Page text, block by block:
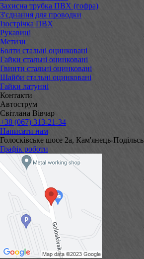
Захисна трубка ПВХ (гофра)
З'єднання для проводки
Ізострічка ПВХ
Рукавиці
Метизи
Болти стальні оцинковані
Гайки стальні оцинковані
Гвинти стальні оцинковані
Шайби стальні оцинковані
Гайки латунні
Контакти
Автострум
Світлана Вівчар
+38 (067) 313-21-34
Написати нам
Голосківське шосе 2а, Кам'янець-
Графік роботи